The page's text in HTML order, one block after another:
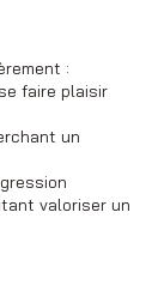
:
faire plaisir
un
valoriser un